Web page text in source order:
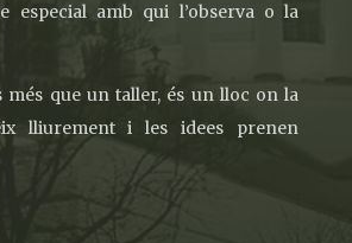
especial amb qui l’observa o la
més que un taller, és un lloc on la
lliurement i les idees prenen